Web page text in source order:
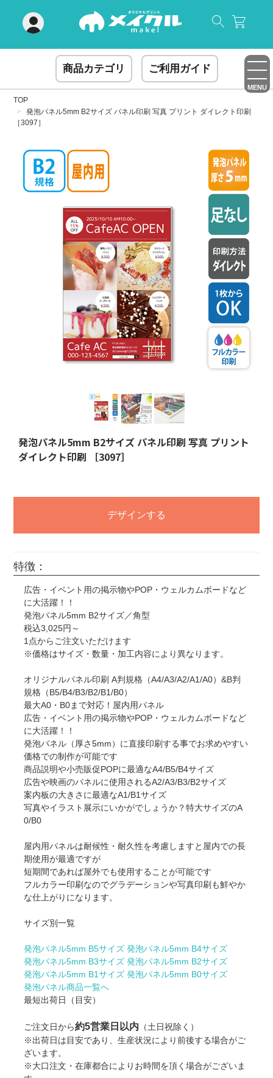
商品カテゴリ ご利用ガイド
MENU
TOP
発泡パネル5mm B2サイズ パネル印刷 写真 プリント ダイレクト印刷
［3097］
発泡パネル5mm B2サイズ パネル印刷 写真 プリント
ダイレクト印刷 ［3097］
デザインする
特徴：
広告・イベント用の掲示物やPOP・ウェルカムボードなど
に大活躍！！
発泡パネル5mm B2サイズ／角型
税込3,025円～
1点からご注文いただけます
※価格はサイズ・数量・加工内容により異なります。
オリジナルパネル印刷 A判規格（A4/A3/A2/A1/A0）&B判
規格（B5/B4/B3/B2/B1/B0）
最大A0・B0まで対応！屋内用パネル
広告・イベント用の掲示物やPOP・ウェルカムボードなど
に大活躍！！
発泡パネル（厚さ5mm）に直接印刷する事でお求めやすい
価格での制作が可能です
商品説明や小売販促POPに最適なA4/B5/B4サイズ
広告や映画のパネルに使用されるA2/A3/B3/B2サイズ
案内板の大きさに最適なA1/B1サイズ
写真やイラスト展示にいかがでしょうか？特大サイズのA
0/B0
屋内用パネルは耐候性・耐久性を考慮しますと屋内での長
期使用が最適ですが
短期間であれば屋外でも使用することが可能です
フルカラー印刷なのでグラデーションや写真印刷も鮮やか
な仕上がりになります。
サイズ別一覧
発泡パネル5mm B5サイズ 発泡パネル5mm B4サイズ
発泡パネル5mm B3サイズ 発泡パネル5mm B2サイズ
発泡パネル5mm B1サイズ 発泡パネル5mm B0サイズ
発泡パネル商品一覧へ
最短出荷日（目安）
ご注文日から約5営業日以内 （土日祝除く）
※出荷日は目安であり、生産状況により前後する場合がご
ざいます。
※大口注文・在庫都合によりお時間を頂く場合がございま